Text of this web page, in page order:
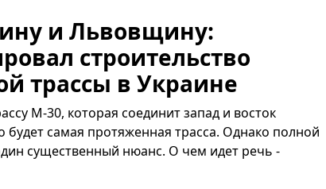
и Львовщину:
строительство
трассы в Украине
М-30, которая соединит запад и восток
будет самая протяженная трасса. Однако полной
существенный нюанс. О чем идет речь -